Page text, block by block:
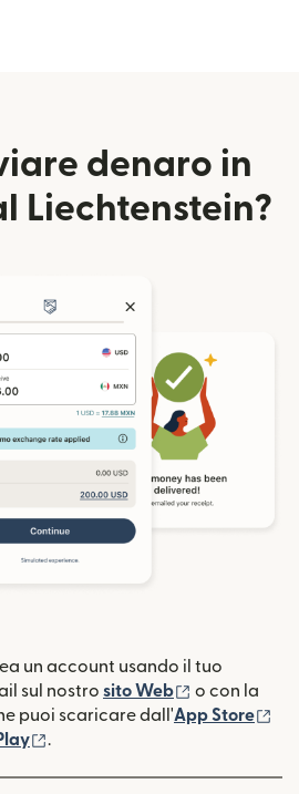
denaro in
Liechtenstein?
un account usando il tuo
sul nostro sito Web (si apre in
o con la
puoi scaricare dall'App Store
.